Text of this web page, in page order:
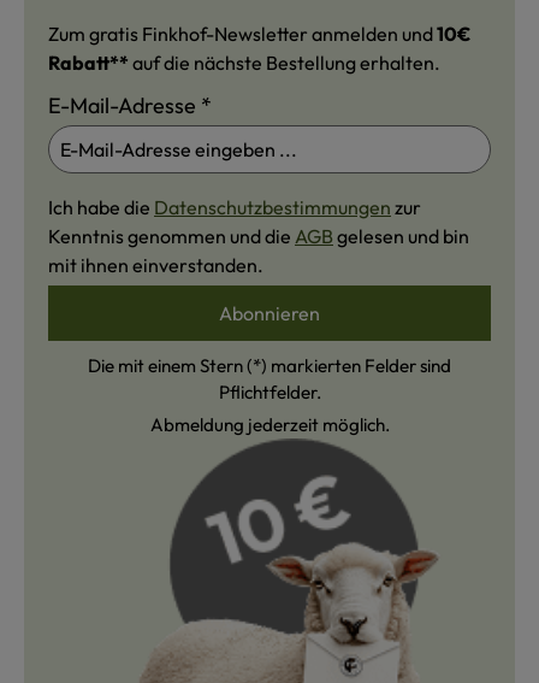
Zum gratis Finkhof-Newsletter anmelden und10€
Rabatt** auf die nächste Bestellung erhalten.
E-Mail-Adresse *
Ich habe die Datenschutzbestimmungen zur
Kenntnis genommen und die AGB gelesen und bin
mit ihnen einverstanden.
Abonnieren
Die mit einem Stern (*) markierten Felder sind
Pflichtfelder.
Abmeldung jederzeit möglich.